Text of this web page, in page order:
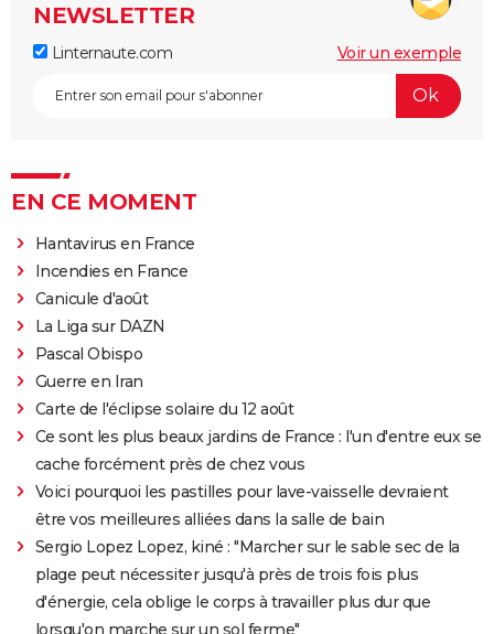
NEWSLETTER
Linternaute.com Voir un exemple
EN CE MOMENT
Hantavirus en France
Incendies en France
Canicule d'août
La Liga sur DAZN
Pascal Obispo
Guerre en Iran
Carte de l'éclipse solaire du 12 août
Ce sont les plus beaux jardins de France : l'un d'entre eux se
cache forcément près de chez vous
Voici pourquoi les pastilles pour lave-vaisselle devraient
être vos meilleures alliées dans la salle de bain
Sergio Lopez Lopez, kiné : "Marcher sur le sable sec de la
plage peut nécessiter jusqu'à près de trois fois plus
d'énergie, cela oblige le corps à travailler plus dur que
lorsqu'on marche sur un sol ferme"